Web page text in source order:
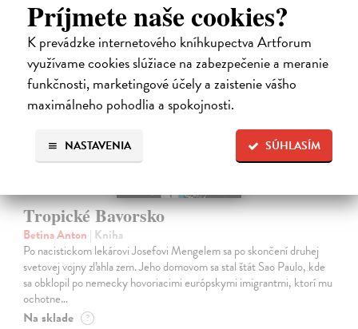
Príjmete naše cookies?
K prevádzke internetového kníhkupectva Artforum
využívame cookies slúžiace na zabezpečenie a meranie
funkčnosti, marketingové účely a zaistenie vášho
maximálneho pohodlia a spokojnosti.
SÚHLASÍM
NASTAVENIA
na sklade
Tropické Bavorsko
Betina Anton | Kniha
Po nacistickom lekárovi Josefovi Mengelem sa po skončení druhej
svetovej vojny zľahla zem. Jeho domovom sa stal štát Sao Paulo, kde
sa obklopil po nemecky hovoriacimi európskymi imigrantmi, ktorí mu
ochotne…
Na sklade ?